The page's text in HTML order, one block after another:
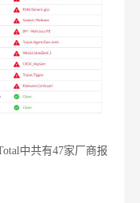
中共有47家厂商报